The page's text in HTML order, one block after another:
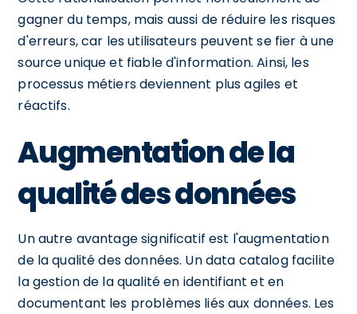
gagner du temps, mais aussi de réduire les risques
d'erreurs, car les utilisateurs peuvent se fier à une
source unique et fiable d'information. Ainsi, les
processus métiers deviennent plus agiles et
réactifs.
Augmentation de la
qualité des données
Un autre avantage significatif est l'augmentation
de la qualité des données. Un data catalog facilite
la gestion de la qualité en identifiant et en
documentant les problèmes liés aux données. Les